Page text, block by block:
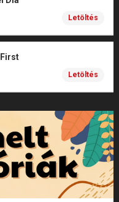
Letöltés
Letöltés